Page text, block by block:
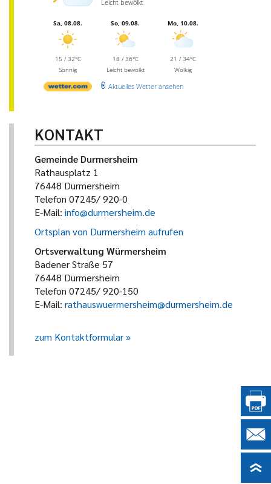
Leicht bewölkt
Sa, 08.08.
15 / 32°C
Sonnig
So, 09.08.
18 / 36°C
Leicht bewölkt
Mo, 10.08.
21 / 34°C
Wolkig
Aktuelles Wetter ansehen
KONTAKT
Gemeinde Durmersheim
Rathausplatz 1
76448 Durmersheim
Telefon 07245/ 920-0
E-Mail: info@durmersheim.de
Ortsplan von Durmersheim aufrufen
Ortsverwaltung Würmersheim
Badener Straße 57
76448 Durmersheim
Telefon 07245/ 920-150
E-Mail: rathauswuermersheim@durmersheim.de
zum Kontaktformular